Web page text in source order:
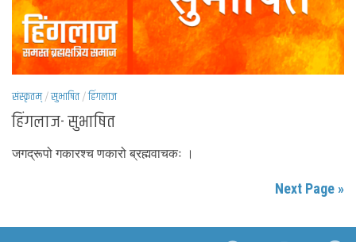
संस्कृतम्/सुभाषित/हिंगलाज
हिंगलाज- सुभाषित
जगद्रूपो गकारश्च णकारो ब्रह्मवाचकः ।
Next Page »